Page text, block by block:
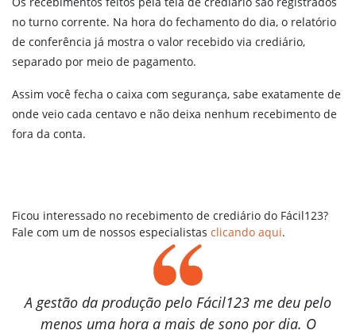
no turno corrente. Na hora do fechamento do dia, o relatório
de conferência já mostra o valor recebido via crediário,
separado por meio de pagamento.
Assim você fecha o caixa com segurança, sabe exatamente de
onde veio cada centavo e não deixa nenhum recebimento de
fora da conta.
Ficou interessado no recebimento de crediário do Fácil123?
Fale com um de nossos especialistas clicando aqui.
A gestão da produção pelo Fácil123 me deu pelo
menos uma hora a mais de sono por dia. O